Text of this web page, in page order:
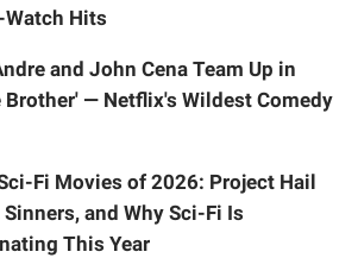
Hits
and John Cena Team Up in
— Netflix's Wildest Comedy
Fi Movies of 2026: Project Hail
Sinners, and Why Sci-Fi Is
This Year